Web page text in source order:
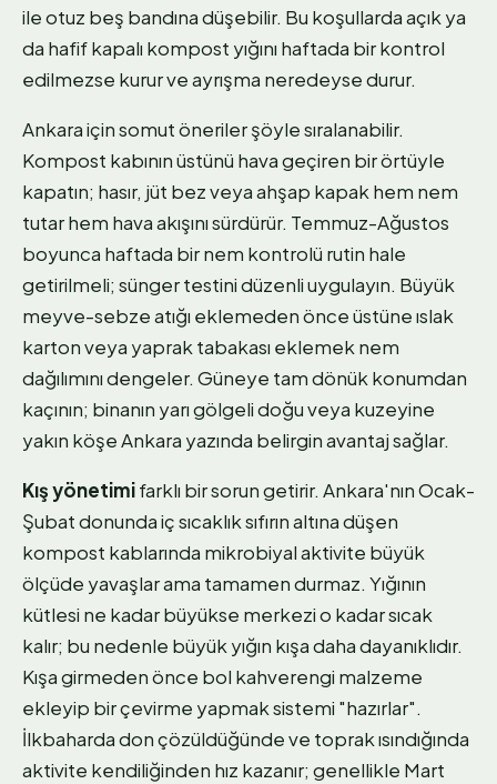
ile otuz beş bandına düşebilir. Bu koşullarda açık ya
da hafif kapalı kompost yığını haftada bir kontrol
edilmezse kurur ve ayrışma neredeyse durur.
Ankara için somut öneriler şöyle sıralanabilir.
Kompost kabının üstünü hava geçiren bir örtüyle
kapatın; hasır, jüt bez veya ahşap kapak hem nem
tutar hem hava akışını sürdürür. Temmuz-Ağustos
boyunca haftada bir nem kontrolü rutin hale
getirilmeli; sünger testini düzenli uygulayın. Büyük
meyve-sebze atığı eklemeden önce üstüne ıslak
karton veya yaprak tabakası eklemek nem
dağılımını dengeler. Güneye tam dönük konumdan
kaçının; binanın yarı gölgeli doğu veya kuzeyine
yakın köşe Ankara yazında belirgin avantaj sağlar.
Kış yönetimifarklı bir sorun getirir. Ankara'nın Ocak-
Şubat donunda iç sıcaklık sıfırın altına düşen
kompost kablarında mikrobiyal aktivite büyük
ölçüde yavaşlar ama tamamen durmaz. Yığının
kütlesi ne kadar büyükse merkezi o kadar sıcak
kalır; bu nedenle büyük yığın kışa daha dayanıklıdır.
Kışa girmeden önce bol kahverengi malzeme
ekleyip bir çevirme yapmak sistemi "hazırlar".
İlkbaharda don çözüldüğünde ve toprak ısındığında
aktivite kendiliğinden hız kazanır; genellikle Mart